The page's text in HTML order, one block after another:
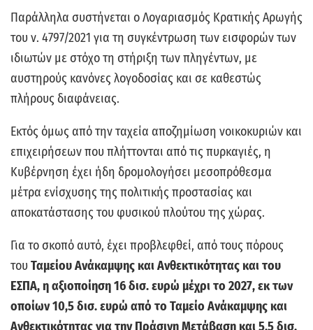
Παράλληλα συστήνεται ο Λογαριασμός Κρατικής Αρωγής
του ν. 4797/2021 για τη συγκέντρωση των εισφορών των
ιδιωτών με στόχο τη στήριξη των πληγέντων, με
αυστηρούς κανόνες λογοδοσίας και σε καθεστώς
πλήρους διαφάνειας.
Εκτός όμως από την ταχεία αποζημίωση νοικοκυριών και
επιχειρήσεων που πλήττονται από τις πυρκαγιές, η
Κυβέρνηση έχει ήδη δρομολογήσει μεσοπρόθεσμα
μέτρα ενίσχυσης της πολιτικής προστασίας και
αποκατάστασης του φυσικού πλούτου της χώρας.
Για το σκοπό αυτό, έχει προβλεφθεί, από τους πόρους
τουΤαμείου Ανάκαμψης και Ανθεκτικότητας και του
ΕΣΠΑ, η αξιοποίηση 16 δισ. ευρώ μέχρι το 2027, εκ των
οποίων 10,5 δισ. ευρώ από το Ταμείο Ανάκαμψης και
Ανθεκτικότητας για την Πράσινη Μετάβαση και 5,5 δισ.